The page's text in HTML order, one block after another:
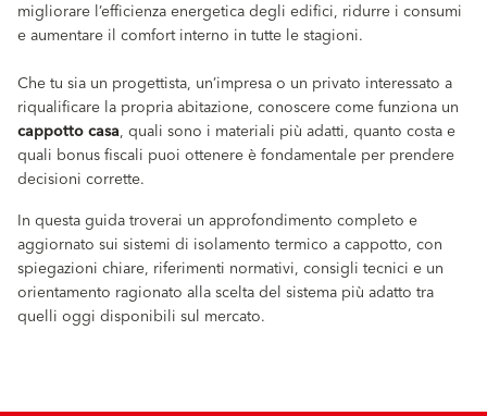
migliorare l’efficienza energetica degli edifici, ridurre i consumi
e aumentare il comfort interno in tutte le stagioni.
Che tu sia un progettista, un’impresa o un privato interessato a
riqualificare la propria abitazione, conoscere come funziona un
cappotto casa, quali sono i materiali più adatti, quanto costa e
quali bonus fiscali puoi ottenere è fondamentale per prendere
decisioni corrette.
In questa guida troverai un approfondimento completo e
aggiornato sui sistemi di isolamento termico a cappotto, con
spiegazioni chiare, riferimenti normativi, consigli tecnici e un
orientamento ragionato alla scelta del sistema più adatto tra
quelli oggi disponibili sul mercato.